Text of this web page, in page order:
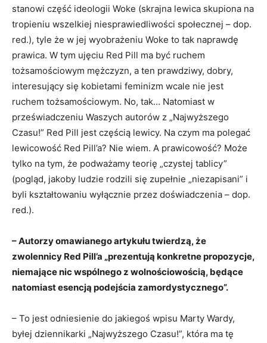
stanowi część ideologii Woke (skrajna lewica skupiona na
tropieniu wszelkiej niesprawiedliwości społecznej – dop.
red.), tyle że w jej wyobrażeniu Woke to tak naprawdę
prawica. W tym ujęciu Red Pill ma być ruchem
tożsamościowym mężczyzn, a ten prawdziwy, dobry,
interesujący się kobietami feminizm wcale nie jest
ruchem tożsamościowym. No, tak… Natomiast w
przeświadczeniu Waszych autorów z „Najwyższego
Czasu!” Red Pill jest częścią lewicy. Na czym ma polegać
lewicowość Red Pill’a? Nie wiem. A prawicowość? Może
tylko na tym, że podważamy teorię „czystej tablicy”
(pogląd, jakoby ludzie rodzili się zupełnie „niezapisani” i
byli kształtowaniu wyłącznie przez doświadczenia – dop.
red.).
– Autorzy omawianego artykułu twierdzą, że
zwolennicy Red Pill’a „prezentują konkretne propozycje,
niemające nic wspólnego z wolnościowością, będące
natomiast esencją podejścia zamordystycznego”.
– To jest odniesienie do jakiegoś wpisu Marty Wardy,
byłej dziennikarki „Najwyższego Czasu!”, która ma tę